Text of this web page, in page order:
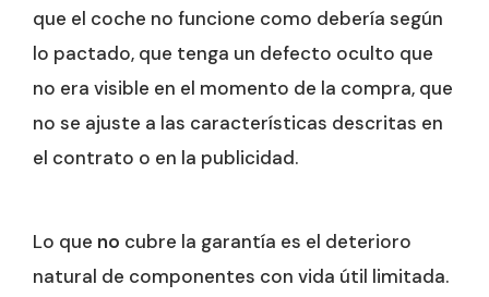
que el coche no funcione como debería según
lo pactado, que tenga un defecto oculto que
no era visible en el momento de la compra, que
no se ajuste a las características descritas en
el contrato o en la publicidad.
Lo que no cubre la garantía es el deterioro
natural de componentes con vida útil limitada.